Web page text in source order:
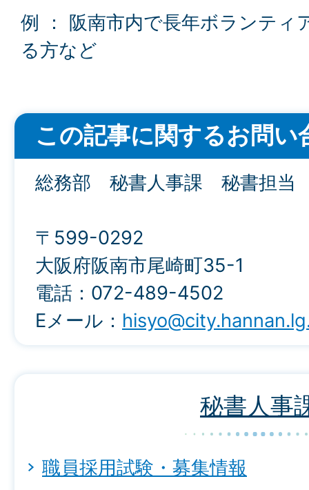
例 ： 阪南市内で長年ボランティ
る方など
この記事に関するお問い
総務部 秘書人事課 秘書担当
〒599-0292
大阪府阪南市尾崎町35-1
電話：072-489-4502
Eメール：
秘書人事
職員採用試験・募集情報